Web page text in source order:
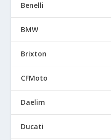
Benelli
BMW
Brixton
CFMoto
Daelim
Ducati